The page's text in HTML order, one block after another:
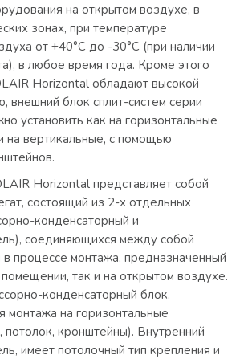
на открытом воздухе, в
зонах, при температуре
от +40°С до -30°С (при наличии
в любое время года. Кроме этого
Horizontal обладают высокой
внешний блок сплит-систем серии
установить как на горизонтальные
на вертикальные, с помощью
Horizontal представляет собой
состоящий из 2-х отдельных
конденсаторный и
соединяющихся между собой
процессе монтажа, предназначенный
так и на открытом воздухе.
конденсаторный блок,
монтажа на горизонтальные
потолок, кронштейны). Внутренний
имеет потолочный тип крепления и